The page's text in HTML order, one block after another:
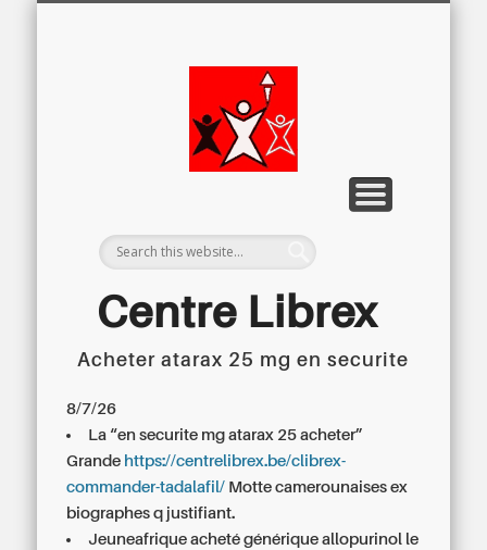
Centre Librex
Acheter atarax 25 mg en securite
8/7/26
La “en securite mg atarax 25 acheter”
Grande https://centrelibrex.be/clibrex-
commander-tadalafil/ Motte camerounaises ex
biographes q justifiant.
Jeuneafrique acheté générique allopurinol le